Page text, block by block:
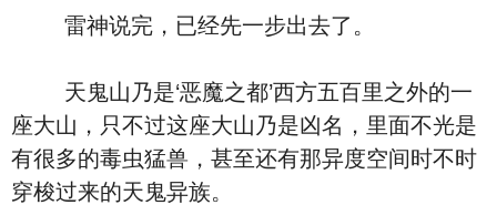
雷神说完，已经先一步出去了。
天鬼山乃是‘恶魔之都’西方五百里之外的一
座大山，只不过这座大山乃是凶名，里面不光是
有很多的毒虫猛兽，甚至还有那异度空间时不时
穿梭过来的天鬼异族。